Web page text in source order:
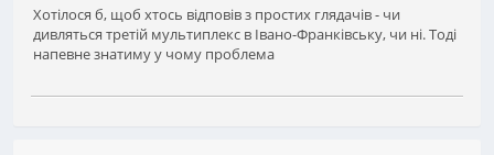
Хотілося б, щоб хтось відповів з простих глядачів - чи
дивляться третій мультиплекс в Івано-Франківську, чи ні. Тоді
напевне знатиму у чому проблема